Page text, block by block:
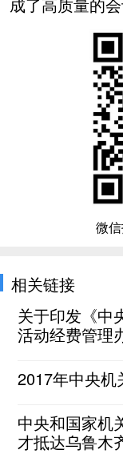
微
相关链接
关于印发《中
活动经费管理
2017年中央
中央和国家机
才抵达乌鲁木